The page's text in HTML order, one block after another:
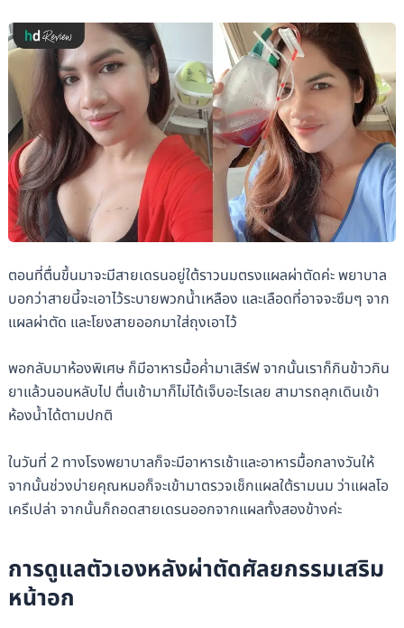
ตอนที่ตื่นขึ้นมาจะมีสายเดรนอยู่ใต้ราวนมตรงแผลผ่าตัดค่ะ พยาบาล
บอกว่าสายนี้จะเอาไว้ระบายพวกน้ำเหลือง และเลือดที่อาจจะซึมๆ จาก
แผลผ่าตัด และโยงสายออกมาใส่ถุงเอาไว้
พอกลับมาห้องพิเศษ ก็มีอาหารมื้อค่ำมาเสิร์ฟ จากนั้นเราก็กินข้าวกิน
ยาแล้วนอนหลับไป ตื่นเช้ามาก็ไม่ได้เจ็บอะไรเลย สามารถลุกเดินเข้า
ห้องน้ำได้ตามปกติ
ในวันที่ 2 ทางโรงพยาบาลก็จะมีอาหารเช้าและอาหารมื้อกลางวันให้
จากนั้นช่วงบ่ายคุณหมอก็จะเข้ามาตรวจเช็กแผลใต้รามนม ว่าแผลโอ
เครึเปล่า จากนั้นก็ถอดสายเดรนออกจากแผลทั้งสองข้างค่ะ
การดูแลตัวเองหลังผ่าตัดศัลยกรรมเสริม
หน้าอก